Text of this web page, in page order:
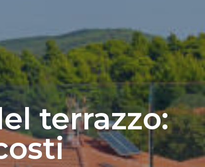
terrazzo: